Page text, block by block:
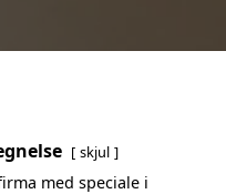
skjul
med speciale i